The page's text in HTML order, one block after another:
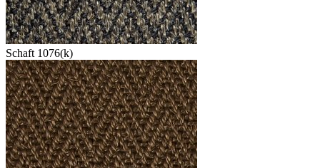
Schaft 1076(k)